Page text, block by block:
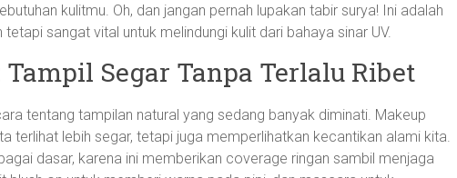
kulitmu. Oh, dan jangan pernah lupakan tabir surya! Ini adalah
sangat vital untuk melindungi kulit dari bahaya sinar UV.
Segar Tanpa Terlalu Ribet
tentang tampilan natural yang sedang banyak diminati. Makeup
terlihat lebih segar, tetapi juga memperlihatkan kecantikan alami kita.
dasar, karena ini memberikan coverage ringan sambil menjaga